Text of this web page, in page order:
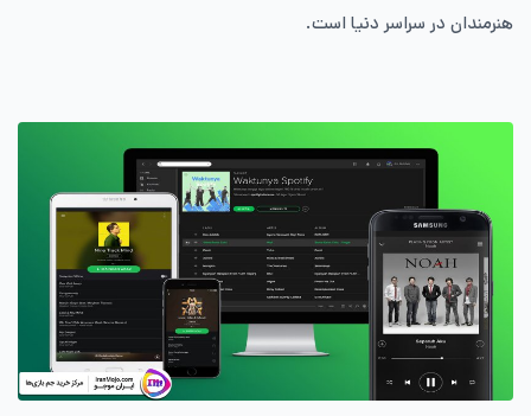
هنرمندان در سراسر دنیا است.